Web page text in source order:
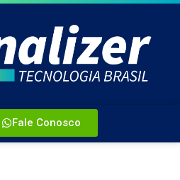
Fale Conosco